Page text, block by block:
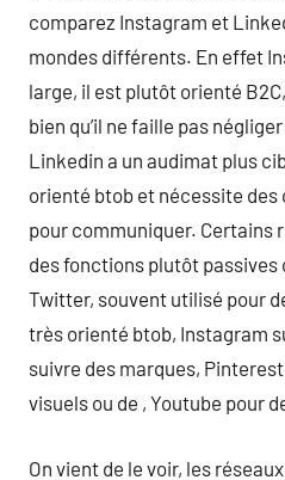
comparez Instagram et
mondes différents. En effet
large, il est plutôt orienté
bien qu’il ne faille pas
Linkedin a un audimat plus
orienté btob et nécessite
pour communiquer. Certains
des fonctions plutôt
Twitter, souvent utilisé pour
très orienté btob, Instagram
suivre des marques,
visuels ou de , Youtube pour
On vient de le voir, les